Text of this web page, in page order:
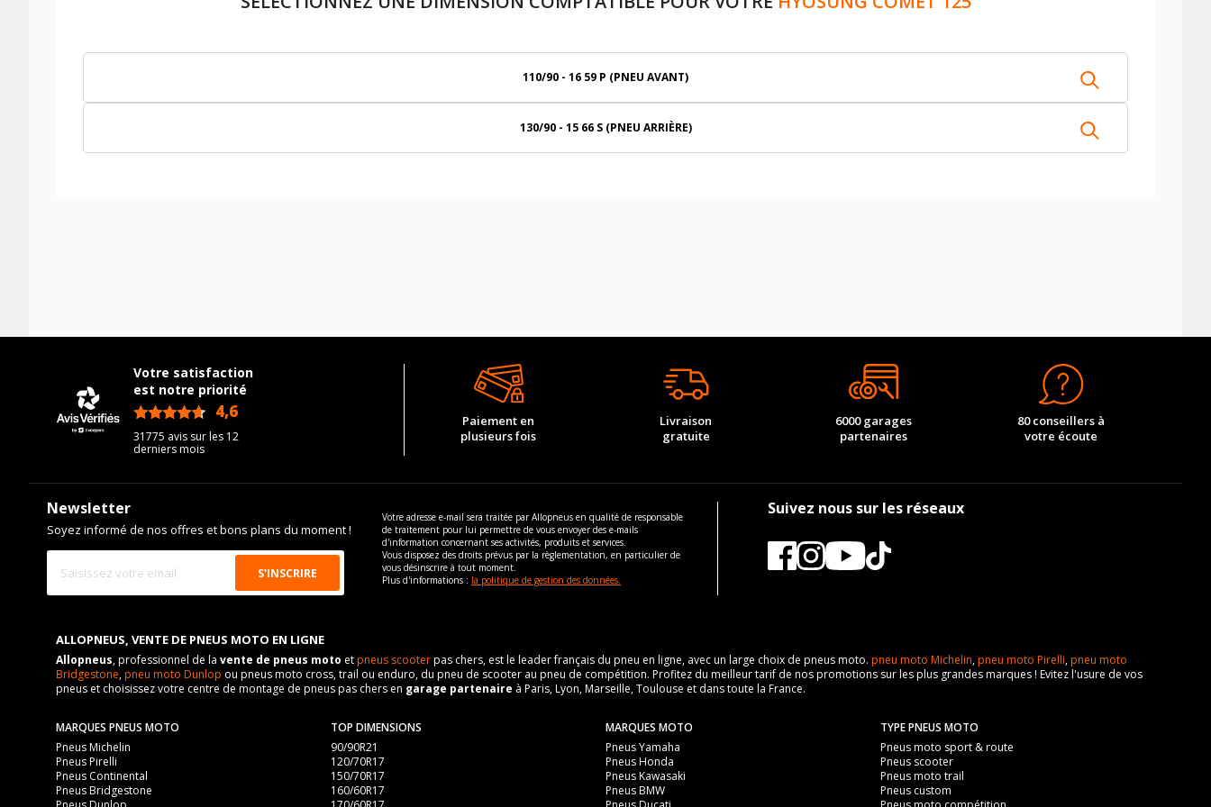
110/90 - 16 59 P (PNEU AVANT)
130/90 - 15 66 S (PNEU ARRIÈRE)
Votre satisfaction
est notre priorité
4,6
31775 avis sur les 12
derniers mois
Paiement en
plusieurs fois
Livraison
gratuite
6000 garages
partenaires
80 conseillers à
votre écoute
Newsletter
Soyez informé de nos offres et bons plans du moment !
Votre adresse e-mail sera traitée par Allopneus en qualité de responsable
de traitement pour lui permettre de vous envoyer des e-mails
d'information concernant ses activités, produits et services.
Vous disposez des droits prévus par la règlementation, en particulier de
vous désinscrire à tout moment.
Plus d'informations : la politique de gestion des données.
Suivez nous sur les réseaux
ALLOPNEUS, VENTE DE PNEUS MOTO EN LIGNE
Allopneus, professionnel de la vente de pneus moto etpneus scooterpas chers, est le leader français du pneu en ligne, avec un large choix de pneus moto. pneu moto Michelin,pneu moto Pirelli,pneu moto
Bridgestone,pneu moto Dunlop ou pneus moto cross, trail ou enduro, du pneu de scooter au pneu de compétition. Profitez du meilleur tarif de nos promotions sur les plus grandes marques ! Evitez l'usure de vos
pneus et choisissez votre centre de montage de pneus pas chers en garage partenaire à Paris, Lyon, Marseille, Toulouse et dans toute la France.
MARQUES PNEUS MOTO
Pneus Michelin
Pneus Pirelli
Pneus Continental
Pneus Bridgestone
TOP DIMENSIONS
90/90R21
120/70R17
150/70R17
160/60R17
MARQUES MOTO
Pneus Yamaha
Pneus Honda
Pneus Kawasaki
Pneus BMW
TYPE PNEUS MOTO
Pneus moto sport & route
Pneus scooter
Pneus moto trail
Pneus custom